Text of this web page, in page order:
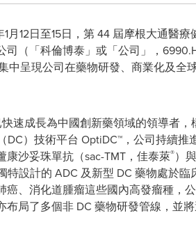
月12日至15日，第 44 屆摩根大通醫
（「科倫博泰」或「公司」，
中呈現公司在藥物研發、商業化及
速成長為中國創新藥領域的領導者
）技術平台 OptiDC™，公司持續
沙妥珠單抗（sac-TMT，佳泰萊®）
特設計的 ADC 及新型 DC 藥物處於
癌、消化道腫瘤這些國內高發瘤種
局了多個非 DC 藥物研發管線，並